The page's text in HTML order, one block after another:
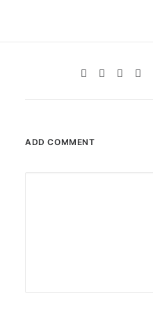
ADD COMMENT